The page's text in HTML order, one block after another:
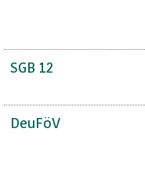
SGB 12
DeuFöV